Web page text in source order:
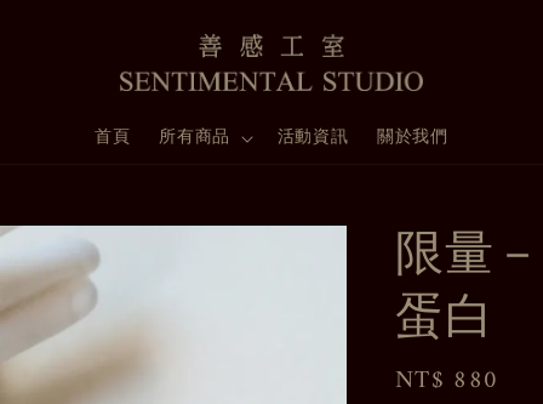
首頁 所有商品 活動資訊 關於我們
限量
蛋白
Regular
NT$ 880